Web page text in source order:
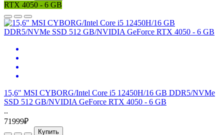
RTX 4050 - 6 GB
15,6" MSI CYBORG/Intel Core i5 12450H/16 GB DDR5/NVMe
SSD 512 GB/NVIDIA GeForce RTX 4050 - 6 GB
..
71999₽
Купить